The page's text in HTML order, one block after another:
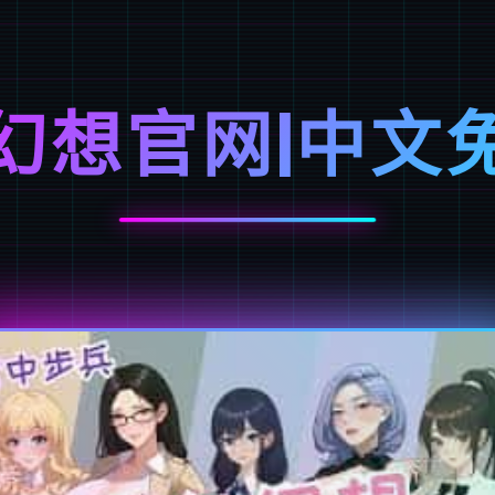
想官网|中文